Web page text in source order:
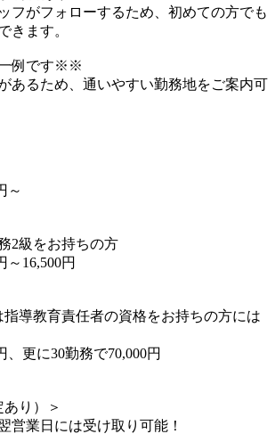
フがフォローするため、初めての方でも
きます。
例です※※
あるため、通いやすい勤務地をご案内可
～
2級をお持ちの方
～16,500円
導教育責任者の資格をお持ちの方には
更に30勤務で70,000円
り）＞
営業日には受け取り可能！